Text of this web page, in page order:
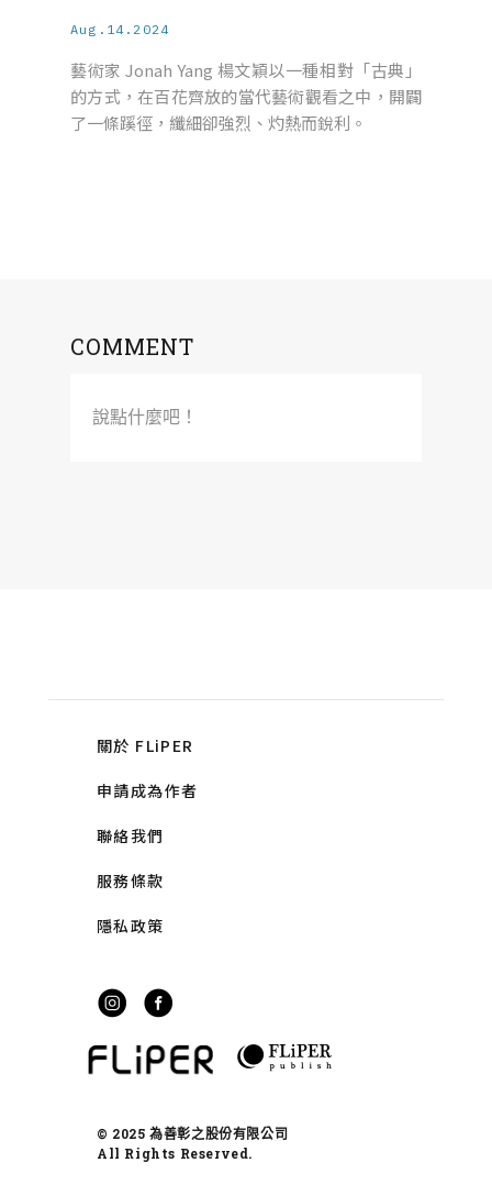
Aug.14.2024
藝術家 Jonah Yang 楊文穎以一種相對「古典」
的方式，在百花齊放的當代藝術觀看之中，開闢
了一條蹊徑，纖細卻強烈、灼熱而銳利。
COMMENT
說點什麼吧！
關於 FLiPER
申請成為作者
聯絡我們
服務條款
隱私政策
© 2025 為善彰之股份有限公司
All Rights Reserved.